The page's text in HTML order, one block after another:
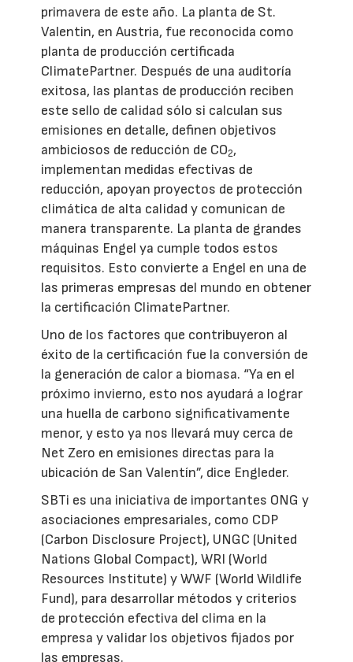
primavera de este año. La planta de St.
Valentin, en Austria, fue reconocida como
planta de producción certificada
ClimatePartner. Después de una auditoría
exitosa, las plantas de producción reciben
este sello de calidad sólo si calculan sus
emisiones en detalle, definen objetivos
ambiciosos de reducción de CO2,
implementan medidas efectivas de
reducción, apoyan proyectos de protección
climática de alta calidad y comunican de
manera transparente. La planta de grandes
máquinas Engel ya cumple todos estos
requisitos. Esto convierte a Engel en una de
las primeras empresas del mundo en obtener
la certificación ClimatePartner.
Uno de los factores que contribuyeron al
éxito de la certificación fue la conversión de
la generación de calor a biomasa. “Ya en el
próximo invierno, esto nos ayudará a lograr
una huella de carbono significativamente
menor, y esto ya nos llevará muy cerca de
Net Zero en emisiones directas para la
ubicación de San Valentín”, dice Engleder.
SBTi es una iniciativa de importantes ONG y
asociaciones empresariales, como CDP
(Carbon Disclosure Project), UNGC (United
Nations Global Compact), WRI (World
Resources Institute) y WWF (World Wildlife
Fund), para desarrollar métodos y criterios
de protección efectiva del clima en la
empresa y validar los objetivos fijados por
las empresas.